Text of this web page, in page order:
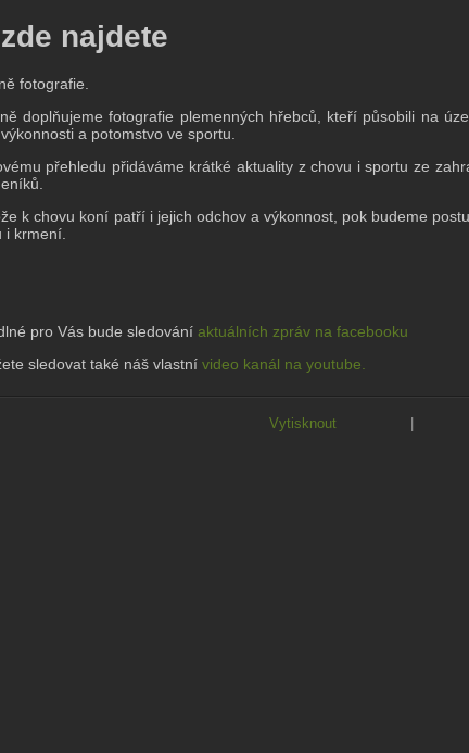
najdete
fotografie.
doplňujeme fotografie plemenných hřebců, kteří působili na
a potomstvo ve sportu.
přehledu přidáváme krátké aktuality z chovu i sportu ze
k chovu koní patří i jejich odchov a výkonnost, pok budeme
i krmení.
pro Vás bude sledování aktuálních zpráv na facebooku
sledovat také náš vlastní video kanál na youtube.
Vytisknout |